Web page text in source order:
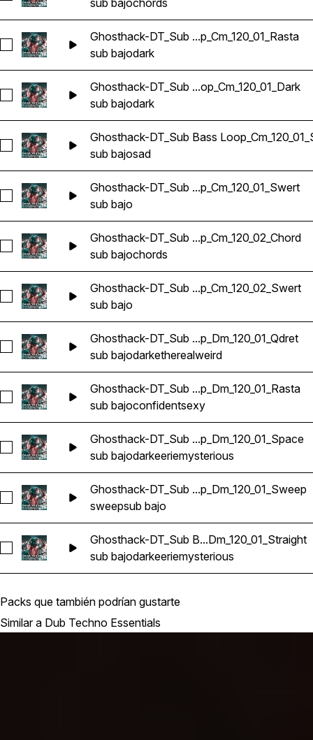
sub bajochords
Seleccionar Ghosthack-DT_Sub Bass Loop_Cm_120_01_Rasta
Ghosthack-DT_Sub ...p_Cm_120_01_Rasta
sub bajodark
Seleccionar Ghosthack-DT_Sub Bass Loop_Cm_120_01_Dark
Ghosthack-DT_Sub ...op_Cm_120_01_Dark
sub bajodark
Seleccionar Ghosthack-DT_Sub Bass Loop_Cm_120_01_Sad
Ghosthack-DT_Sub Bass
sub bajosad
Seleccionar Ghosthack-DT_Sub Bass Loop_Cm_120_01_Swert
Ghosthack-DT_Sub ...p_Cm_120_01_Swert
sub bajo
Seleccionar Ghosthack-DT_Sub Bass Loop_Cm_120_02_Chord
Ghosthack-DT_Sub ...p_Cm_120_02_Chord
sub bajochords
Seleccionar Ghosthack-DT_Sub Bass Loop_Cm_120_02_Swert
Ghosthack-DT_Sub ...p_Cm_120_02_Swert
sub bajo
Seleccionar Ghosthack-DT_Sub Bass Loop_Dm_120_01_Qdret
Ghosthack-DT_Sub ...p_Dm_120_01_Qdret
sub bajodarketherealweird
Seleccionar Ghosthack-DT_Sub Bass Loop_Dm_120_01_Rasta
Ghosthack-DT_Sub ...p_Dm_120_01_Rasta
sub bajoconfidentsexy
Seleccionar Ghosthack-DT_Sub Bass
Ghosthack-DT_Sub ...p_Dm_120_01_Space
sub bajodarkeeriemysterious
Seleccionar Ghosthack-DT_Sub Bass
Ghosthack-DT_Sub ...p_Dm_120_01_Sweep
sweepsub bajo
Seleccionar Ghosthack-DT_Sub Bass
Ghosthack-DT_Sub B...Dm_120_01_Straight
sub bajodarkeeriemysterious
Packs que también podrían gustarte
Similar a Dub Techno Essentials